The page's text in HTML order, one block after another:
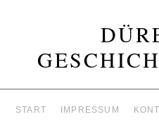
START IMPRESSUM